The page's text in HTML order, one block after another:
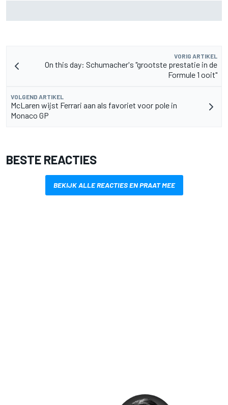
VORIG ARTIKEL
On this day: Schumacher's "grootste prestatie in de
Formule 1 ooit"
VOLGEND ARTIKEL
McLaren wijst Ferrari aan als favoriet voor pole in
Monaco GP
BESTE REACTIES
BEKIJK ALLE REACTIES EN PRAAT MEE